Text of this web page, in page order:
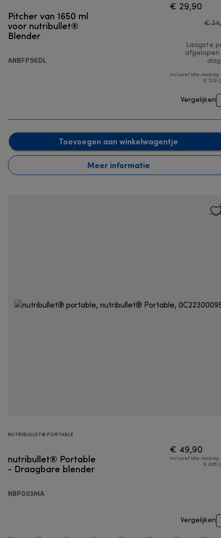
Pitcher van 1650 ml
voor nutribullet®
Blender
ANBFP56DL
€ 29,90
€
Laagste
afgelopen
Inclusief btw-bedrag
€ 5,19
Vergelijken
Toevoegen aan winkelwagentje
Meer informatie
NUTRIBULLET® PORTABLE
nutribullet® Portable
- Draagbare blender
NBP003MA
€ 49,90
Inclusief btw-bedrag
€ 8,66
Vergelijken